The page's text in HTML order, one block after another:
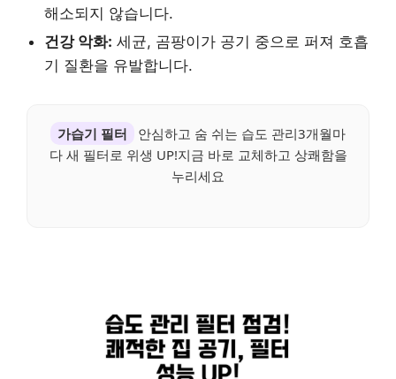
해소되지 않습니다.
건강 악화: 세균, 곰팡이가 공기 중으로 퍼져 호흡
기 질환을 유발합니다.
가습기 필터
안심하고 숨 쉬는 습도 관리3개월마
다 새 필터로 위생 UP!지금 바로 교체하고 상쾌함을
누리세요